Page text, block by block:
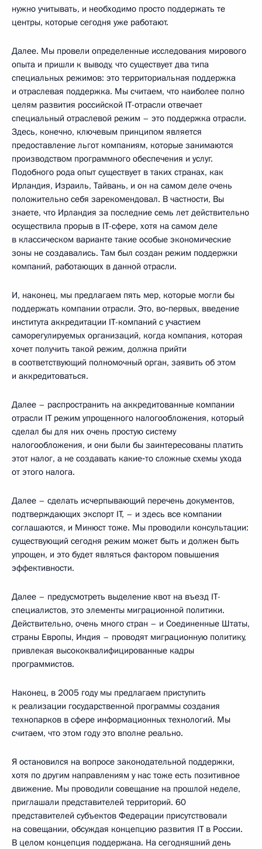
нужно учитывать, и необходимо просто поддержать те
центры, которые сегодня уже работают.
Далее. Мы провели определенные исследования мирового
опыта и пришли к выводу, что существует два типа
специальных режимов: это территориальная поддержка
и отраслевая поддержка. Мы считаем, что наиболее полно
целям развития российской IT-отрасли отвечает
специальный отраслевой режим – это поддержка отрасли.
Здесь, конечно, ключевым принципом является
предоставление льгот компаниям, которые занимаются
производством программного обеспечения и услуг.
Подобного рода опыт существует в таких странах, как
Ирландия, Израиль, Тайвань, и он на самом деле очень
положительно себя зарекомендовал. В частности, Вы
знаете, что Ирландия за последние семь лет действительно
осуществила прорыв в IT-сфере, хотя на самом деле
в классическом варианте такие особые экономические
зоны не создавались. Там был создан режим поддержки
компаний, работающих в данной отрасли.
И, наконец, мы предлагаем пять мер, которые могли бы
поддержать компании отрасли. Это, во‑первых, введение
института аккредитации IT-компаний с участием
саморегулируемых организаций, когда компания, которая
хочет получить такой режим, должна прийти
в соответствующий полномочный орган, заявить об этом
и аккредитоваться.
Далее – распространить на аккредитованные компании
отрасли IT режим упрощенного налогообложения, который
сделал бы для них очень простую систему
налогообложения, и они были бы заинтересованы платить
этот налог, а не создавать какие‑то сложные схемы ухода
от этого налога.
Далее – сделать исчерпывающий перечень документов,
подтверждающих экспорт IT, – и здесь все компании
соглашаются, и Минюст тоже. Мы проводили консультации:
существующий сегодня режим может быть и должен быть
упрощен, и это будет являться фактором повышения
эффективности.
Далее – предусмотреть выделение квот на въезд IT-
специалистов, это элементы миграционной политики.
Действительно, очень много стран – и Соединенные Штаты,
страны Европы, Индия – проводят миграционную политику,
привлекая высококвалифицированные кадры
программистов.
Наконец, в 2005 году мы предлагаем приступить
к реализации государственной программы создания
технопарков в сфере информационных технологий. Мы
считаем, что этом году это вполне реально.
Я остановился на вопросе законодательной поддержки,
хотя по другим направлениям у нас тоже есть позитивное
движение. Мы проводили совещание на прошлой неделе,
приглашали представителей территорий. 60
представителей субъектов Федерации присутствовали
на совещании, обсуждая концепцию развития IT в России.
В целом концепция поддержана. На сегодняшний день